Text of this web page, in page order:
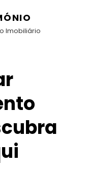
Imobiliário